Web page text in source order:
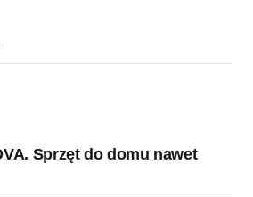
Sprzęt do domu nawet